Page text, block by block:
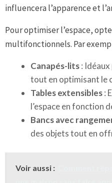
influencera l’apparence et
Pour optimiser l’espace,
multifonctionnels. Par
Canapés-lits:
tout en optimisant le
Tables extensibles:
l’espace en fonction
Bancs avec
des objets tout en
Voir aussi :